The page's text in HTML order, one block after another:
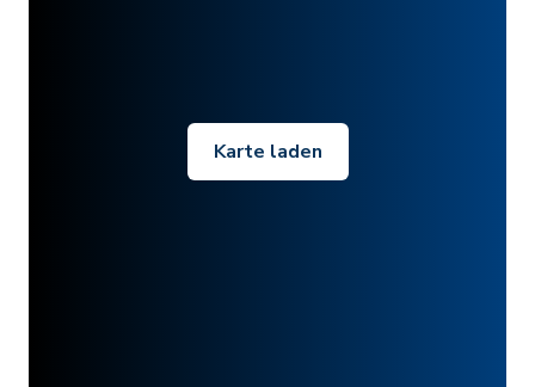
Karte laden